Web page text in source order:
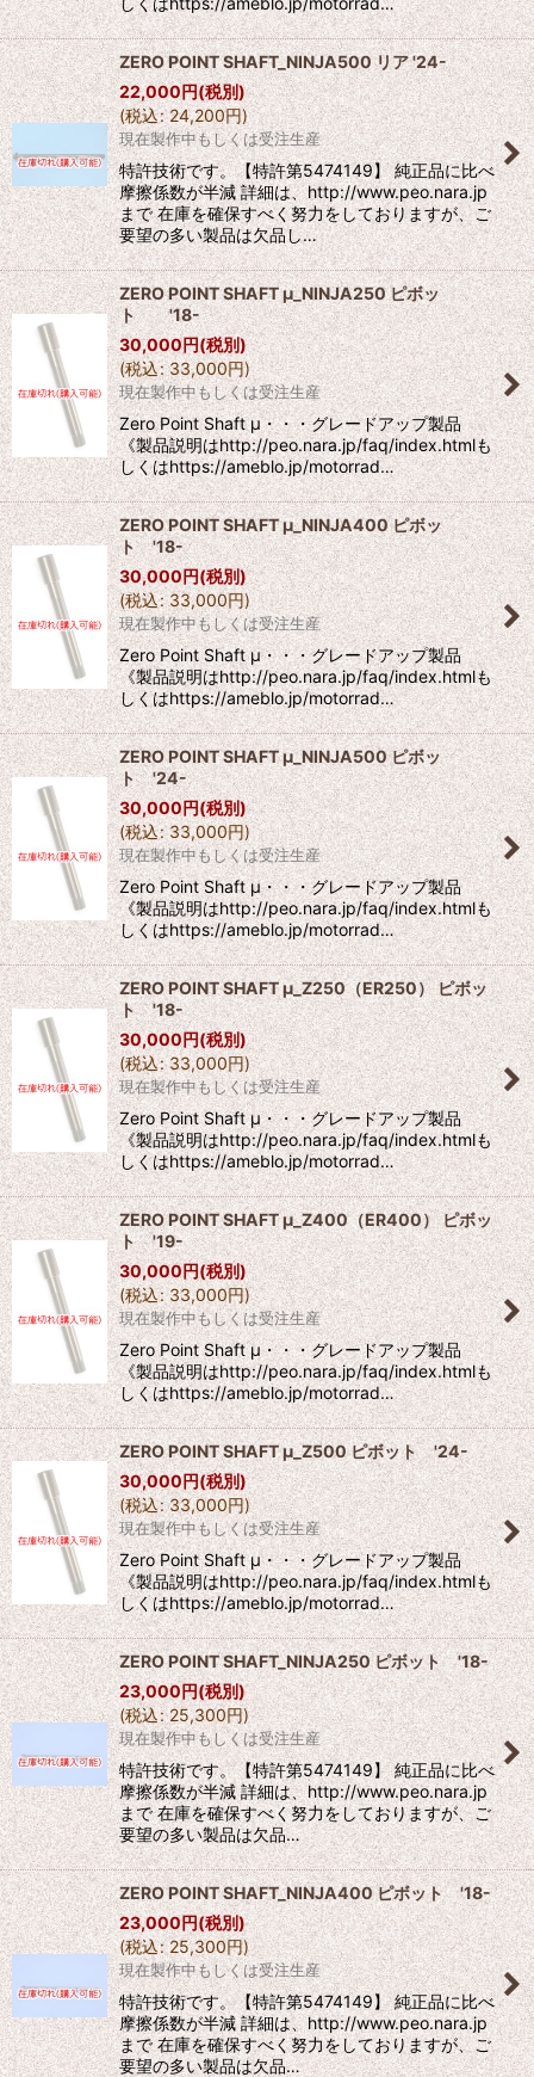
ZERO POINT SHAFT_NINJA500 リア '24-
22,000円(税別)
(税込: 24,200円)
現在製作中もしくは受注生産
特許技術です。【特許第5474149】 純正品に比べ
摩擦係数が半減 詳細は、http://www.peo.nara.jp
まで 在庫を確保すべく努力をしておりますが、ご
要望の多い製品は欠品し…
ZERO POINT SHAFT μ_NINJA250 ピボッ
ト '18-
30,000円(税別)
(税込: 33,000円)
現在製作中もしくは受注生産
Zero Point Shaft μ・・・グレードアップ製品
《製品説明はhttp://peo.nara.jp/faq/index.htmlも
しくはhttps://ameblo.jp/motorrad…
ZERO POINT SHAFT μ_NINJA400 ピボッ
ト '18-
30,000円(税別)
(税込: 33,000円)
現在製作中もしくは受注生産
Zero Point Shaft μ・・・グレードアップ製品
《製品説明はhttp://peo.nara.jp/faq/index.htmlも
しくはhttps://ameblo.jp/motorrad…
ZERO POINT SHAFT μ_NINJA500 ピボッ
ト '24-
30,000円(税別)
(税込: 33,000円)
現在製作中もしくは受注生産
Zero Point Shaft μ・・・グレードアップ製品
《製品説明はhttp://peo.nara.jp/faq/index.htmlも
しくはhttps://ameblo.jp/motorrad…
ZERO POINT SHAFT μ_Z250（ER250） ピボッ
ト '18-
30,000円(税別)
(税込: 33,000円)
現在製作中もしくは受注生産
Zero Point Shaft μ・・・グレードアップ製品
《製品説明はhttp://peo.nara.jp/faq/index.htmlも
しくはhttps://ameblo.jp/motorrad…
ZERO POINT SHAFT μ_Z400（ER400） ピボッ
ト '19-
30,000円(税別)
(税込: 33,000円)
現在製作中もしくは受注生産
Zero Point Shaft μ・・・グレードアップ製品
《製品説明はhttp://peo.nara.jp/faq/index.htmlも
しくはhttps://ameblo.jp/motorrad…
ZERO POINT SHAFT μ_Z500 ピボット '24-
30,000円(税別)
(税込: 33,000円)
現在製作中もしくは受注生産
Zero Point Shaft μ・・・グレードアップ製品
《製品説明はhttp://peo.nara.jp/faq/index.htmlも
しくはhttps://ameblo.jp/motorrad…
ZERO POINT SHAFT_NINJA250 ピボット '18-
23,000円(税別)
(税込: 25,300円)
現在製作中もしくは受注生産
特許技術です。【特許第5474149】 純正品に比べ
摩擦係数が半減 詳細は、http://www.peo.nara.jp
まで 在庫を確保すべく努力をしておりますが、ご
要望の多い製品は欠品…
ZERO POINT SHAFT_NINJA400 ピボット '18-
23,000円(税別)
(税込: 25,300円)
現在製作中もしくは受注生産
特許技術です。【特許第5474149】 純正品に比べ
摩擦係数が半減 詳細は、http://www.peo.nara.jp
まで 在庫を確保すべく努力をしておりますが、ご
要望の多い製品は欠品…